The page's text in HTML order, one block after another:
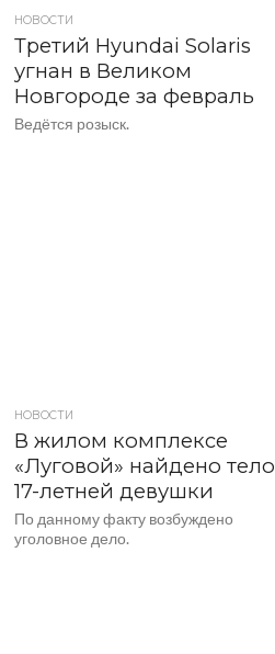
НОВОСТИ
Третий Hyundai Solaris
угнан в Великом
Новгороде за февраль
Ведётся розыск.
НОВОСТИ
В жилом комплексе
«Луговой» найдено тело
17-летней девушки
По данному факту возбуждено
уголовное дело.